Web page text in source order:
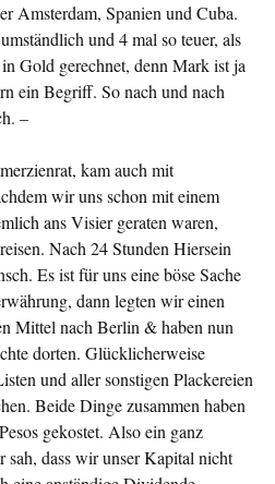
Amsterdam, Spanien und Cuba.
und 4 mal so teuer, als
Gold gerechnet, denn Mark ist ja
ein Begriff. So nach und nach
–
kam auch mit
wir uns schon mit einem
ans Visier geraten waren,
Nach 24 Stunden Hiersein
Es ist für uns eine böse Sache
dann legten wir einen
Mittel nach Berlin & haben nun
dorten. Glücklicherweise
und aller sonstigen Plackereien
Beide Dinge zusammen haben
gekostet. Also ein ganz
sah, dass wir unser Kapital nicht